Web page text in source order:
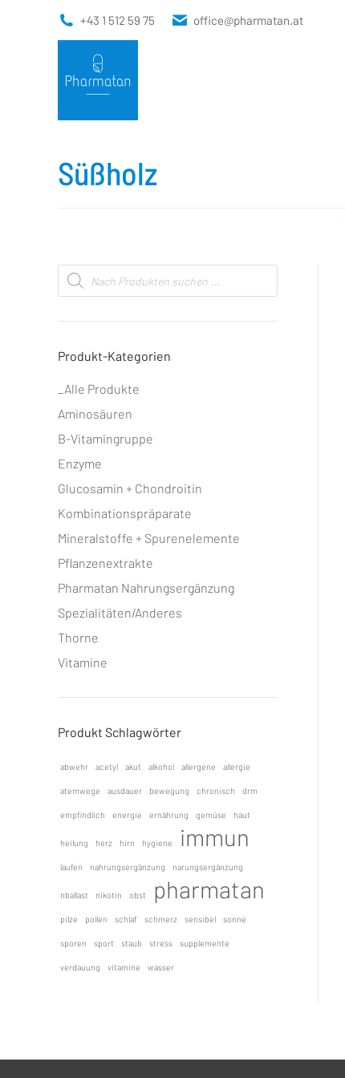
+43 1 512 59 75 office@pharmatan.at
Süßholz
Products
search
Produkt-Kategorien
_Alle Produkte
Aminosäuren
B-Vitamingruppe
Enzyme
Glucosamin + Chondroitin
Kombinationspräparate
Mineralstoffe + Spurenelemente
Pflanzenextrakte
Pharmatan Nahrungsergänzung
Spezialitäten/Anderes
Thorne
Vitamine
Produkt Schlagwörter
abwehr acetyl akut alkohol allergene allergie
atemwege ausdauer bewegung chronisch drm
empfindlich energie ernährung gemüse haut
heilung herz hirn hygiene immun
laufen nahrungsergänzung narungsergänzung
nballast nikotin obst pharmatan
pilze pollen schlaf schmerz sensibel sonne
sporen sport staub stress supplemente
verdauung vitamine wasser